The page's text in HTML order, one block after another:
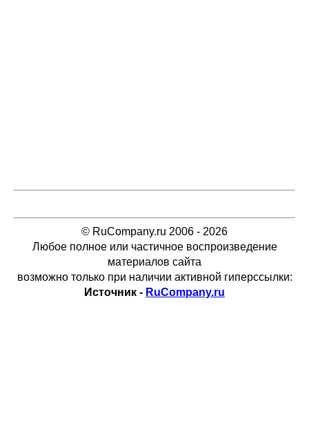
© RuCompany.ru 2006 - 2026
Любое полное или частичное воспроизведение
материалов сайта
возможно только при наличии активной гиперссылки:
Источник - RuCompany.ru